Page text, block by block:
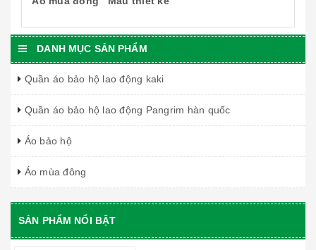
DANH MỤC SẢN PHẨM
Quần áo bảo hộ lao động kaki
Quần áo bảo hộ lao động Pangrim hàn quốc
Áo bảo hộ
Áo mùa đông
SẢN PHẨM NỔI BẬT